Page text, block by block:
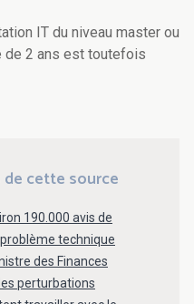
IT du niveau master ou
de 2 ans est toutefois
cette source
190.000 avis de
technique
des Finances
perturbations